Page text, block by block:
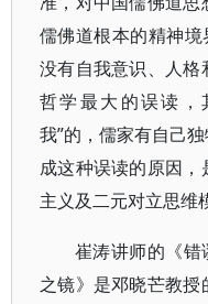
儒佛道根本的精神
没有自我意识、人
哲学最大的误读，
我”的，儒家有自己
成这种误读的原因
主义及二元对立思维
崔涛讲师的《错
之镜》是邓晓芒教